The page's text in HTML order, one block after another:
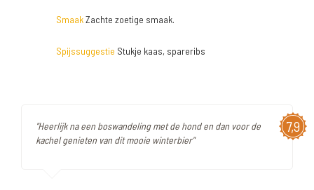
SmaakZachte zoetige smaak.
Spijssuggestie Stukje kaas, spareribs
7,9
"Heerlijk na een boswandeling met de hond en dan voor de
kachel genieten van dit mooie winterbier"